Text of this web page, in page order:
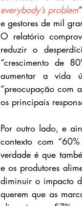
everybody’s problem
e gestores de mil
O relatório
reduzir o
“crescimento de
aumentar a vida
“preocupação com
os principais
Por outro lado, e
contexto com
verdade é que
e os produtores
diminuir o impacto
querem que as